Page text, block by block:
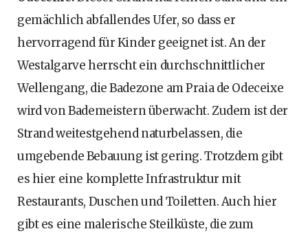
gemächlich abfallendes Ufer, so dass er
hervorragend für Kinder geeignet ist. An der
Westalgarve herrscht ein durchschnittlicher
Wellengang, die Badezone am Praia de Odeceixe
wird von Bademeistern überwacht. Zudem ist der
Strand weitestgehend naturbelassen, die
umgebende Bebauung ist gering. Trotzdem gibt
es hier eine komplette Infrastruktur mit
Restaurants, Duschen und Toiletten. Auch hier
gibt es eine malerische Steilküste, die zum